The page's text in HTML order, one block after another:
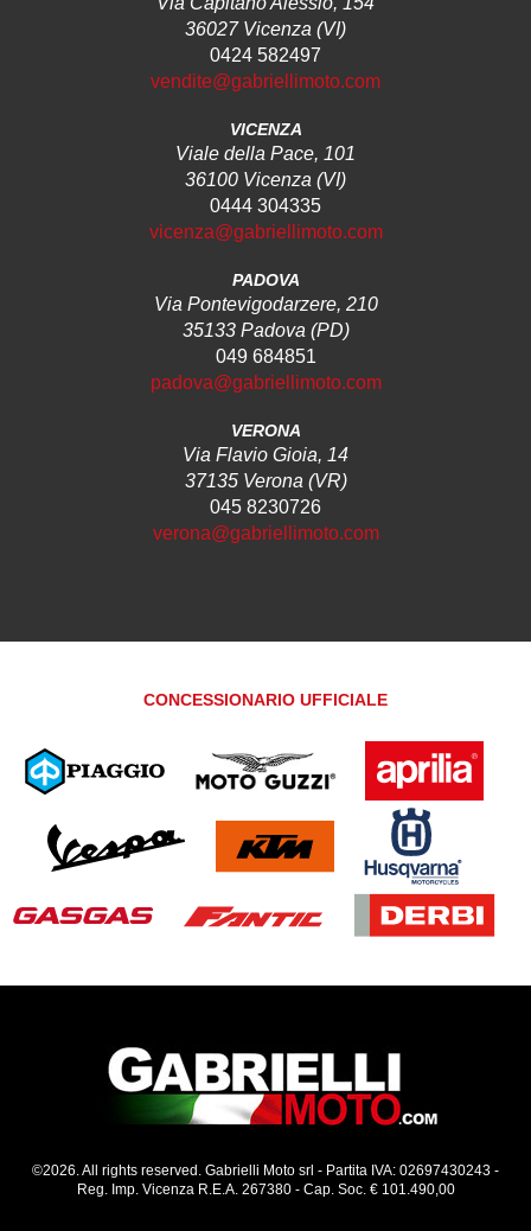
36027 Vicenza (VI)
0424 582497
vendite@gabriellimoto.com
VICENZA
Viale della Pace, 101
36100 Vicenza (VI)
0444 304335
vicenza@gabriellimoto.com
PADOVA
Via Pontevigodarzere, 210
35133 Padova (PD)
049 684851
padova@gabriellimoto.com
VERONA
Via Flavio Gioia, 14
37135 Verona (VR)
045 8230726
verona@gabriellimoto.com
CONCESSIONARIO UFFICIALE
©2026. All rights reserved. Gabrielli Moto srl - Partita IVA: 02697430243 -
Reg. Imp. Vicenza R.E.A. 267380 - Cap. Soc. € 101.490,00